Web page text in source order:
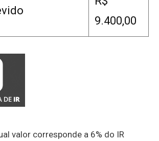
9.400,00
valor corresponde a 6% do IR